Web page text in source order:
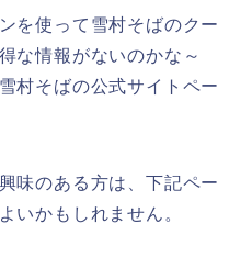
を使って雪村そばのクー
な情報がないのかな～
村そばの公式サイトペー
味のある方は、下記ペー
いかもしれません。